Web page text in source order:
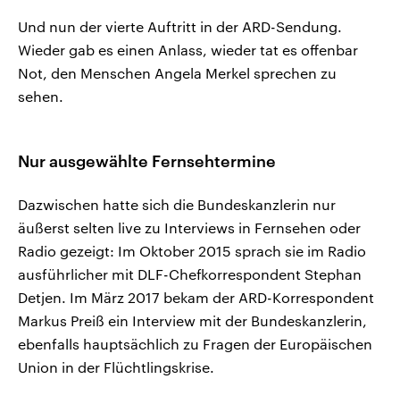
Und nun der vierte Auftritt in der ARD-Sendung.
Wieder gab es einen Anlass, wieder tat es offenbar
Not, den Menschen Angela Merkel sprechen zu
sehen.
Nur ausgewählte Fernsehtermine
Dazwischen hatte sich die Bundeskanzlerin nur
äußerst selten live zu Interviews in Fernsehen oder
Radio gezeigt: Im Oktober 2015 sprach sie im Radio
ausführlicher mit DLF-Chefkorrespondent Stephan
Detjen. Im März 2017 bekam der ARD-Korrespondent
Markus Preiß ein Interview mit der Bundeskanzlerin,
ebenfalls hauptsächlich zu Fragen der Europäischen
Union in der Flüchtlingskrise.